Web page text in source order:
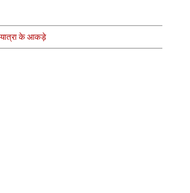
यात्रा के आकड़े